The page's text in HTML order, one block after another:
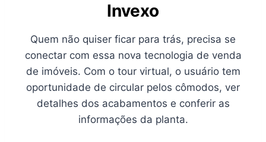
Invexo
Quem não quiser ficar para trás, precisa se
conectar com essa nova tecnologia de venda
de imóveis. Com o tour virtual, o usuário tem
oportunidade de circular pelos cômodos, ver
detalhes dos acabamentos e conferir as
informações da planta.